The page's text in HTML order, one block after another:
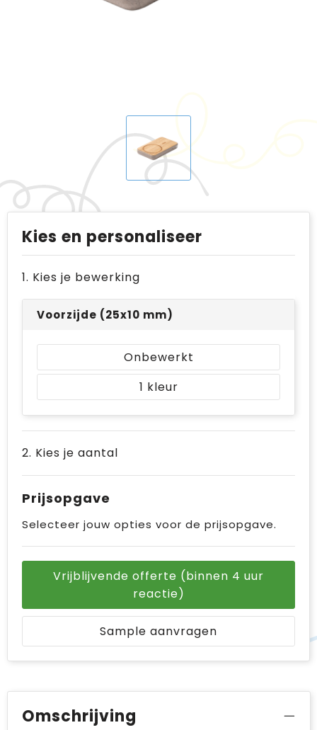
Kies en personaliseer
1. Kies je bewerking
Voorzijde (25x10 mm)
Onbewerkt
1
2. Kies je aantal
Prijsopgave
Selecteer jouw opties voor de prijsopgave.
Vrijblijvende offerte (binnen 4 uur
reactie)
Sample aanvragen
Omschrijving